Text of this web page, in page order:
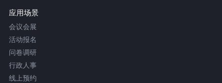
应用场景
会议会展
活动报名
问卷调研
行政人事
线上预约